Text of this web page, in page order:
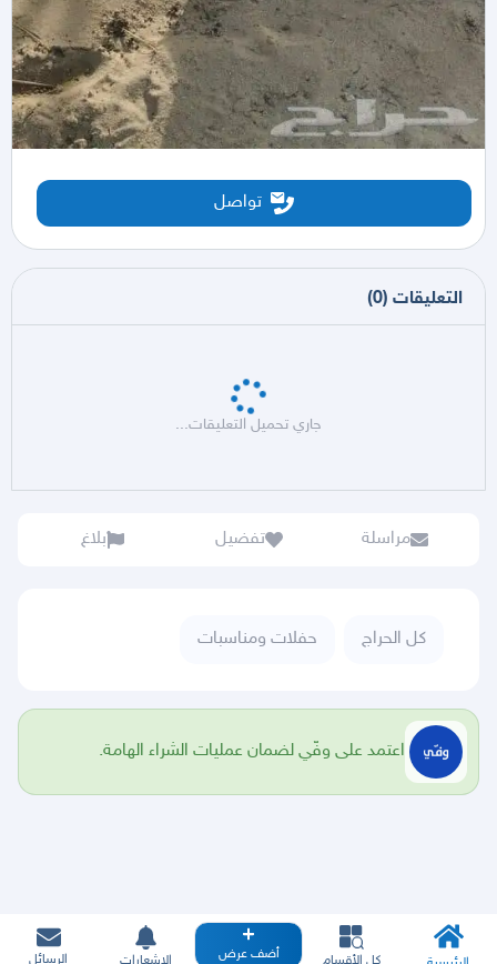
تواصل
التعليقات (
0
)
جاري تحميل التعليقات...
مراسلة تفضيل بلاغ
كل الحراج حفلات ومناسبات
اعتمد على وفّي لضمان عمليات الشراء الهامة.
كل الأقسام أضف عرض الإشعارات الرسائل